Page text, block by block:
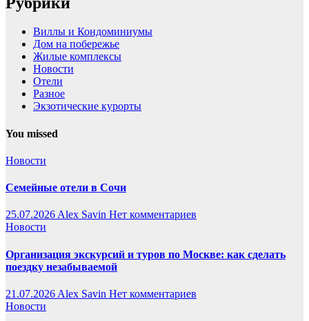
Виллы и Кондоминиумы
Дом на побережье
Жилые комплексы
Новости
Отели
Разное
Экзотические курорты
You missed
Новости
Семейные отели в Сочи
25.07.2026Alex Savin Нет комментариев
Новости
Организация экскурсий и туров по Москве: как сделать
поездку незабываемой
21.07.2026 Alex Savin Нет комментариев
Новости